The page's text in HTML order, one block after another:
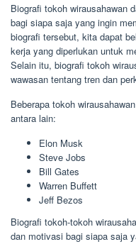
Biografi tokoh wirausahawan
bagi siapa saja yang ingin
biografi tersebut, kita dapat
kerja yang diperlukan untuk
Selain itu, biografi tokoh
wawasan tentang tren dan
Beberapa tokoh
antara lain:
Elon Musk
Steve Jobs
Bill Gates
Warren Buffett
Jeff Bezos
Biografi tokoh-tokoh
dan motivasi bagi siapa saja